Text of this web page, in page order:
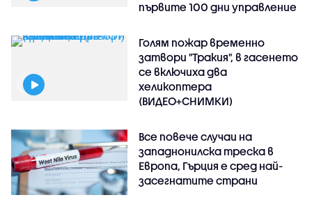
първите 100 дни управление
Голям пожар временно
затвори "Тракия", в гасенето
се включиха два
хеликоптера
(ВИДЕО+СНИМКИ)
Все повече случаи на
западнонилска треска в
Европа, Гърция е сред най-
засегнатите страни